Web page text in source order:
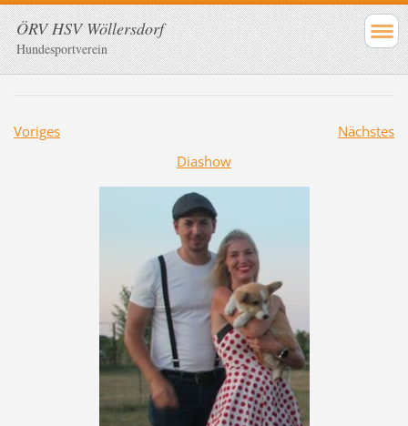
ÖRV HSV Wöllersdorf
Hundesportverein
Voriges
Nächstes
Diashow